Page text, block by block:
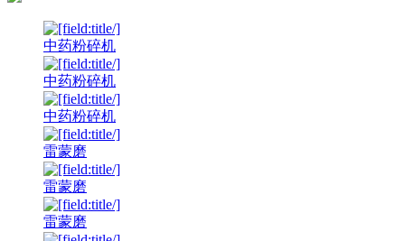
中药粉碎机
中药粉碎机
中药粉碎机
雷蒙磨
雷蒙磨
雷蒙磨